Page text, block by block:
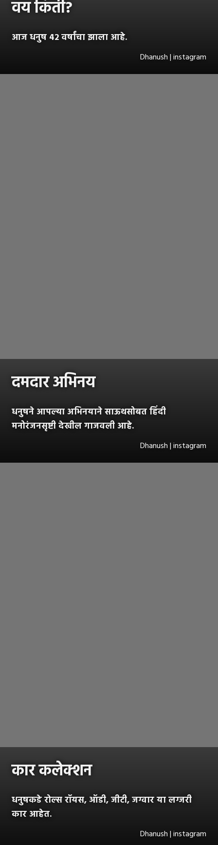
वय किती?
आज धनुष 42 वर्षांचा झाला आहे.
Dhanush | instagram
दमदार अभिनय
धनुषने आपल्या अभिनयाने साऊथसोबत हिंदी
मनोरंजनसृष्टी देखील गाजवली आहे.
Dhanush | instagram
कार कलेक्शन
धनुषकडे रोल्स रॉयस, ऑडी, जीटी, जग्वार या लग्जरी
कार आहेत.
Dhanush | instagram